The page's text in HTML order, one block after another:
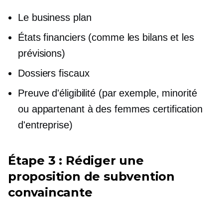
Le business plan
États financiers (comme les bilans et les
prévisions)
Dossiers fiscaux
Preuve d'éligibilité (par exemple, minorité
ou appartenant à des femmes certification
d'entreprise)
Étape 3 : Rédiger une
proposition de subvention
convaincante